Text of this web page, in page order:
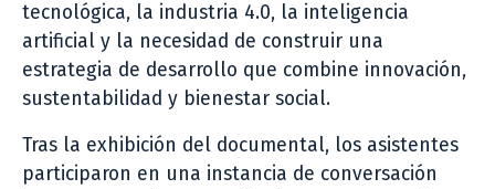
tecnológica, la industria 4.0, la inteligencia
artificial y la necesidad de construir una
estrategia de desarrollo que combine innovación,
sustentabilidad y bienestar social.
Tras la exhibición del documental, los asistentes
participaron en una instancia de conversación